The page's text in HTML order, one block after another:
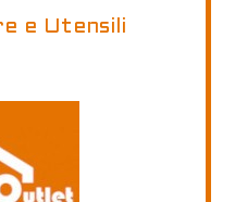
e Utensili